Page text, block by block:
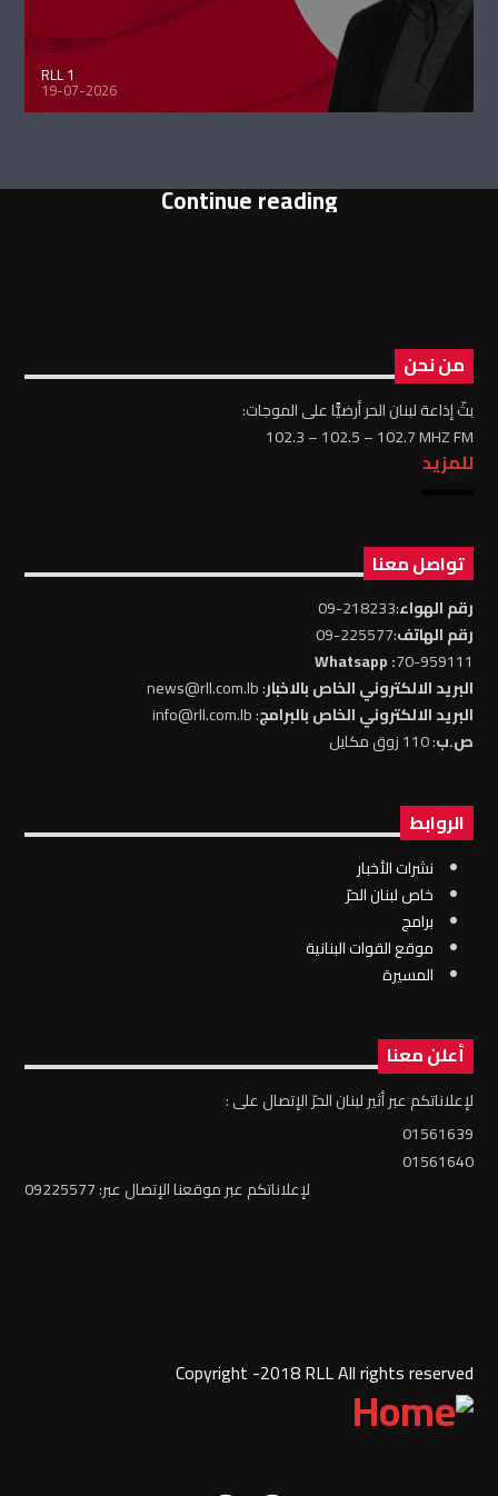
RLL 1
19-07-2026
Continue reading
من نحن
بثّ إذاعة لبنان الحر أرضيًّا على الموجات:
102.3 – 102.5 – 102.7 MHZ FM
للمزيد
تواصل معنا
رقم الهواء:218233-09
رقم الهاتف:225577-09
70-959111
: Whatsapp
البريد الالكتروني الخاص بالاخبار: news@rll.com.lb
البريد الالكتروني الخاص بالبرامج: info@rll.com.lb
ص.ب: 110 زوق مكايل
الروابط
نشرات الأخبار
خاص لبنان الحرّ
برامج
موقع القوات البنانية
المسيرة
أعلن معنا
لإعلاناتكم عبر أثير لبنان الحرّ الإتصال على :
01561639
01561640
لإعلاناتكم عبر موقعنا الإتصال عبر: 09225577
Copyright -2018 RLL All rights reserved